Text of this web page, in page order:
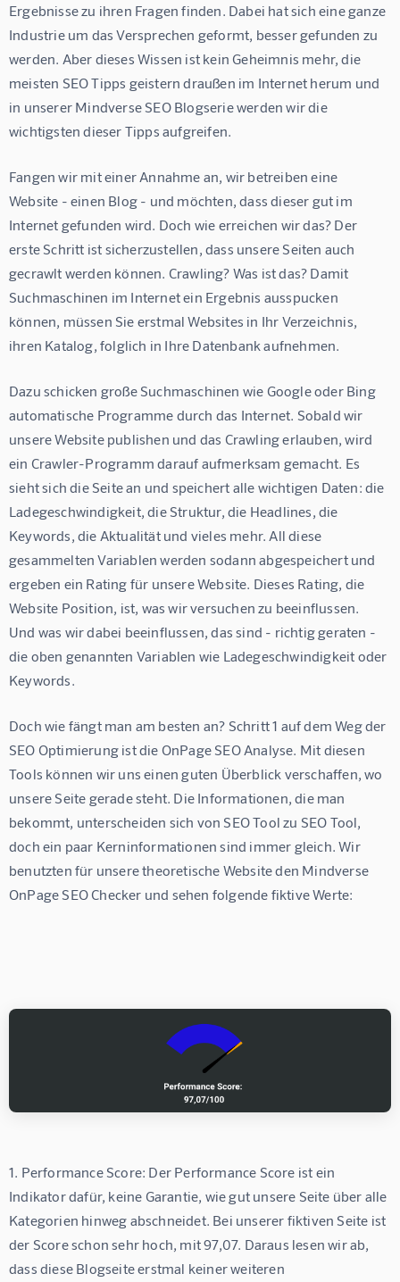
Ergebnisse zu ihren Fragen finden. Dabei hat sich eine ganze
Industrie um das Versprechen geformt, besser gefunden zu
werden. Aber dieses Wissen ist kein Geheimnis mehr, die
meisten SEO Tipps geistern draußen im Internet herum und
in unserer Mindverse SEO Blogserie werden wir die
wichtigsten dieser Tipps aufgreifen.
Fangen wir mit einer Annahme an, wir betreiben eine
Website - einen Blog - und möchten, dass dieser gut im
Internet gefunden wird. Doch wie erreichen wir das? Der
erste Schritt ist sicherzustellen, dass unsere Seiten auch
gecrawlt werden können. Crawling? Was ist das? Damit
Suchmaschinen im Internet ein Ergebnis ausspucken
können, müssen Sie erstmal Websites in Ihr Verzeichnis,
ihren Katalog, folglich in Ihre Datenbank aufnehmen.
Dazu schicken große Suchmaschinen wie Google oder Bing
automatische Programme durch das Internet. Sobald wir
unsere Website publishen und das Crawling erlauben, wird
ein Crawler-Programm darauf aufmerksam gemacht. Es
sieht sich die Seite an und speichert alle wichtigen Daten: die
Ladegeschwindigkeit, die Struktur, die Headlines, die
Keywords, die Aktualität und vieles mehr. All diese
gesammelten Variablen werden sodann abgespeichert und
ergeben ein Rating für unsere Website. Dieses Rating, die
Website Position, ist, was wir versuchen zu beeinflussen.
Und was wir dabei beeinflussen, das sind - richtig geraten -
die oben genannten Variablen wie Ladegeschwindigkeit oder
Keywords.
Doch wie fängt man am besten an? Schritt 1 auf dem Weg der
SEO Optimierung ist die OnPage SEO Analyse. Mit diesen
Tools können wir uns einen guten Überblick verschaffen, wo
unsere Seite gerade steht. Die Informationen, die man
bekommt, unterscheiden sich von SEO Tool zu SEO Tool,
doch ein paar Kerninformationen sind immer gleich. Wir
benutzten für unsere theoretische Website den Mindverse
OnPage SEO Checker und sehen folgende fiktive Werte:
1. Performance Score: Der Performance Score ist ein
Indikator dafür, keine Garantie, wie gut unsere Seite über alle
Kategorien hinweg abschneidet. Bei unserer fiktiven Seite ist
der Score schon sehr hoch, mit 97,07. Daraus lesen wir ab,
dass diese Blogseite erstmal keiner weiteren